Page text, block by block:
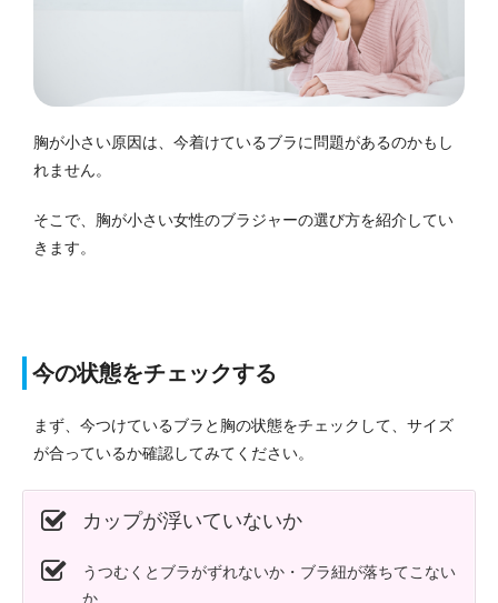
胸が小さい原因は、今着けているブラに問題があるのかもし
れません。
そこで、胸が小さい女性のブラジャーの選び方を紹介してい
きます。
今の状態をチェックする
まず、今つけているブラと胸の状態をチェックして、サイズ
が合っているか確認してみてください。
カップが浮いていないか
うつむくとブラがずれないか・ブラ紐が落ちてこない
か